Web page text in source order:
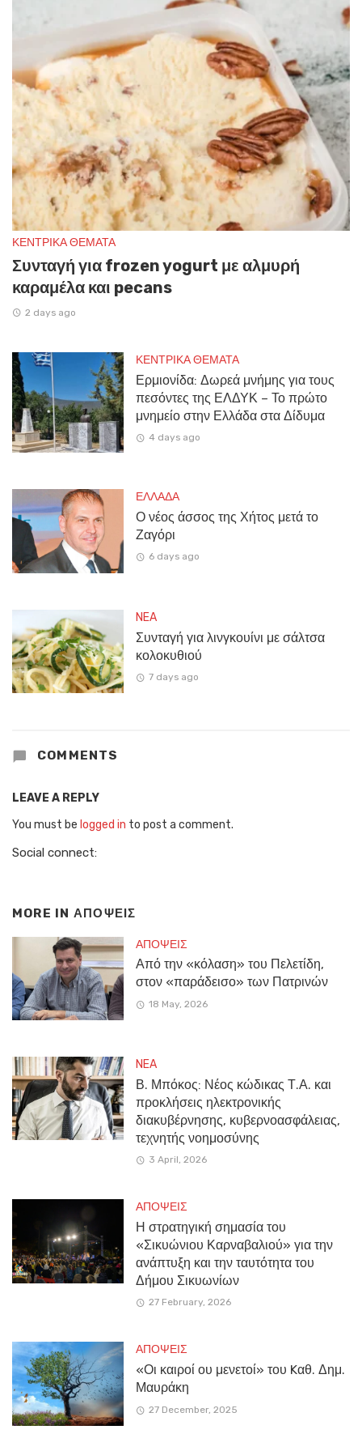
ΚΕΝΤΡΙΚΑ ΘΕΜΑΤΑ
Συνταγή για frozen yogurt με αλμυρή
καραμέλα και pecans
2 days ago
ΚΕΝΤΡΙΚΑ ΘΕΜΑΤΑ
Ερμιονίδα: Δωρεά μνήμης για τους
πεσόντες της ΕΛΔΥΚ – Το πρώτο
μνημείο στην Ελλάδα στα Δίδυμα
4 days ago
ΕΛΛΑΔΑ
Ο νέος άσσος της Χήτος μετά το
Ζαγόρι
6 days ago
NEA
Συνταγή για λινγκουίνι με σάλτσα
κολοκυθιού
7 days ago
COMMENTS
LEAVE A REPLY
You must be logged in to post a comment.
Social connect:
MORE IN ΑΠΟΨΕΙΣ
ΑΠΟΨΕΙΣ
Από την «κόλαση» του Πελετίδη,
στον «παράδεισο» των Πατρινών
18 May, 2026
NEA
Β. Μπόκος: Νέος κώδικας Τ.Α. και
προκλήσεις ηλεκτρονικής
διακυβέρνησης, κυβερνοασφάλειας,
τεχνητής νοημοσύνης
3 April, 2026
ΑΠΟΨΕΙΣ
Η στρατηγική σημασία του
«Σικυώνιου Καρναβαλιού» για την
ανάπτυξη και την ταυτότητα του
Δήμου Σικυωνίων
27 February, 2026
ΑΠΟΨΕΙΣ
«Οι καιροί ου μενετοί» του Kαθ. Δημ.
Μαυράκη
27 December, 2025